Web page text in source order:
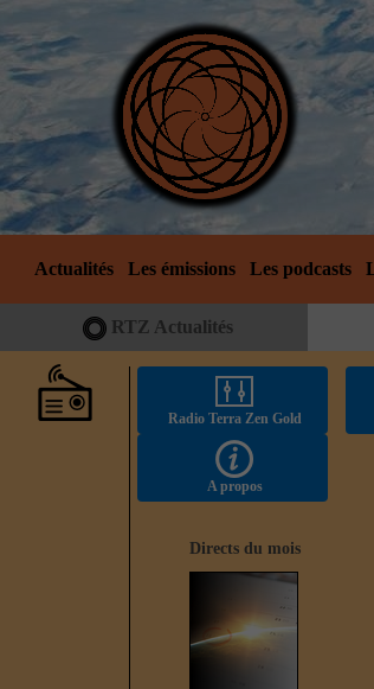
Actualités Les émissions Les podcasts
RTZ Actualités
Radio Terra Zen Gold
A propos
Directs du mois